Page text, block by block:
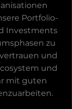
Portfolio-
Investments
zu
und
und
mit guten